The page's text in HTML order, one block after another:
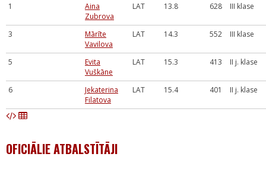
1
Aina
Zubrova
LAT 13.8 628 III klase
3
Mārīte
Vavilova
LAT 14.3 552 III klase
5
Evita
Vuškāne
LAT 15.3 413 II j. klase
6
Jekaterina
Filatova
LAT 15.4 401 II j. klase
OFICIĀLIE ATBALSTĪTĀJI